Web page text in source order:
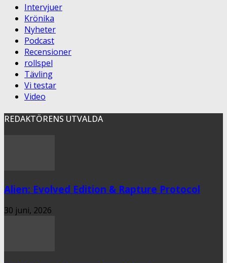
Intervjuer
Krönika
Nyheter
Podcast
Recensioner
rollspel
Tävling
Vi testar
Video
REDAKTÖRENS UTVALDA
Alien: Evolved Edition & Rapture Protocol
30 juni, 2026